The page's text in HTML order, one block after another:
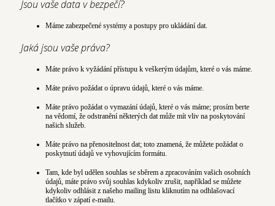
Jsou vaše data v bezpečí?
Máme zabezpečené systémy a postupy pro ukládání dat.
Jaká jsou vaše práva?
Máte právo k vyžádání přístupu k veškerým údajům, které o vás máme.
Máte právo požádat o úpravu údajů, které o vás máme.
Máte právo požádat o vymazání údajů, které o vás máme; prosím berte
na vědomí, že odstranění některých dat může mít vliv na poskytování
našich služeb.
Máte právo na přenositelnost dat; toto znamená, že můžete požádat o
poskytnutí údajů ve vyhovujícím formátu.
Tam, kde byl udělen souhlas se sběrem a zpracováním vašich osobních
údajů, máte právo svůj souhlas kdykoliv zrušit, například se můžete
kdykoliv odhlásit z našeho mailing listu kliknutím na odhlašovací
tlačítko v zápatí e-mailu.